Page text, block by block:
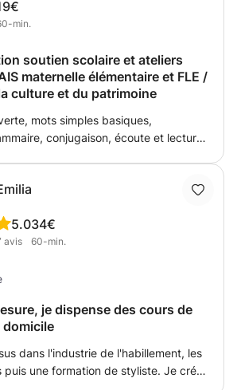
min.
soutien scolaire et ateliers
maternelle élémentaire et FLE /
culture et du patrimoine
mots simples basiques,
conjugaison, écoute et lecture.
volontiers aussi pour
: mots simples de départ,
et conjugaison. Pouvoir
aussi des ateliers animés avec
5.0
avis
34€
60-min.
je dispense des cours de
dans l'industrie de l'habillement, les
puis une formation de styliste. Je crée